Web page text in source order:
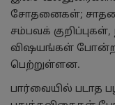
சோதனைகள்;
சம்பவக்
விஷயங்கள்
பெற்றுள்ளன.
பார்வையில் படாத